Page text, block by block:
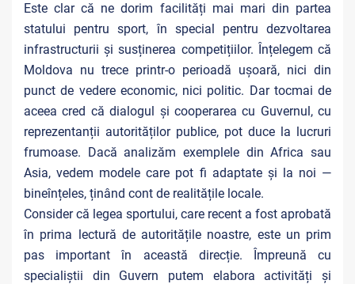
Este clar că ne dorim facilități mai mari din partea
statului pentru sport, în special pentru dezvoltarea
infrastructurii și susținerea competițiilor. Înțelegem că
Moldova nu trece printr-o perioadă ușoară, nici din
punct de vedere economic, nici politic. Dar tocmai de
aceea cred că dialogul și cooperarea cu Guvernul, cu
reprezentanții autorităților publice, pot duce la lucruri
frumoase. Dacă analizăm exemplele din Africa sau
Asia, vedem modele care pot fi adaptate și la noi —
bineînțeles, ținând cont de realitățile locale.
Consider că legea sportului, care recent a fost aprobată
în prima lectură de autoritățile noastre, este un prim
pas important în această direcție. Împreună cu
specialiștii din Guvern putem elabora activități și